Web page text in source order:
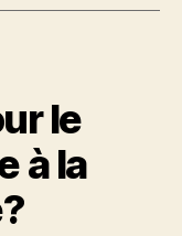
le
à la